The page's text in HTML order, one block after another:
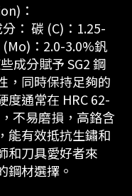
：
： 碳 (C)：1.25-
：2.0-3.0%釩
成分賦予 SG2 鋼
，同時保持足夠的
度通常在 HRC 62-
不易磨損，高鉻含
能有效抵抗生鏽和
和刀具愛好者來
鋼材選擇。